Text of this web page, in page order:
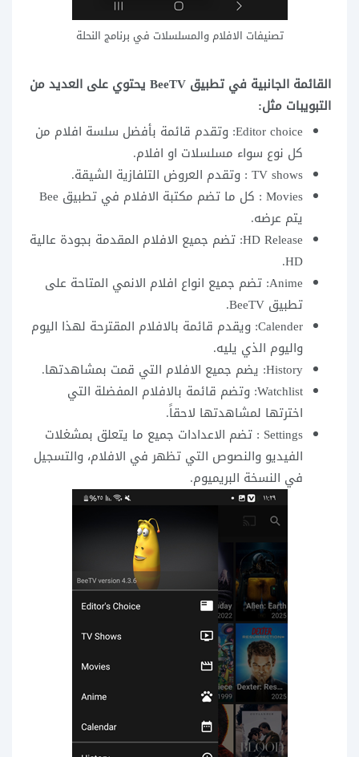
تصنيفات الافلام والمسلسلات في برنامج النحلة
القائمة الجانبية في تطبيق BeeTV يحتوي على العديد من
التبويبات مثل:
Editor choice: وتقدم قائمة بأفضل سلسة افلام من
كل نوع سواء مسلسلات او افلام.
TV shows : وتقدم العروض التلفازية الشيقة.
Movies : كل ما تضم مكتبة الافلام في تطبيق Bee
يتم عرضه.
HD Release: تضم جميع الافلام المقدمة بجودة عالية
HD.
Anime: تضم جميع انواع افلام الانمي المتاحة على
تطبيق BeeTV.
Calender: ويقدم قائمة بالافلام المقترحة لهذا اليوم
واليوم الذي يليه.
History: يضم جميع الافلام التي قمت بمشاهدتها.
Watchlist: وتضم قائمة بالافلام المفضلة التي
اخترتها لمشاهدتها لاحقاً.
Settings : تضم الاعدادات جميع ما يتعلق بمشغلات
الفيديو والنصوص التي تظهر في الافلام، والتسجيل
في النسخة البريميوم.